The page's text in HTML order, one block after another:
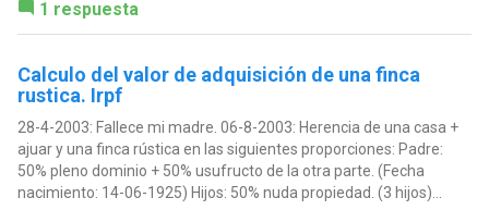
1 respuesta
Calculo del valor de adquisición de una finca
rustica. Irpf
28-4-2003: Fallece mi madre. 06-8-2003: Herencia de una casa +
ajuar y una finca rústica en las siguientes proporciones: Padre:
50% pleno dominio + 50% usufructo de la otra parte. (Fecha
nacimiento: 14-06-1925) Hijos: 50% nuda propiedad. (3 hijos)...